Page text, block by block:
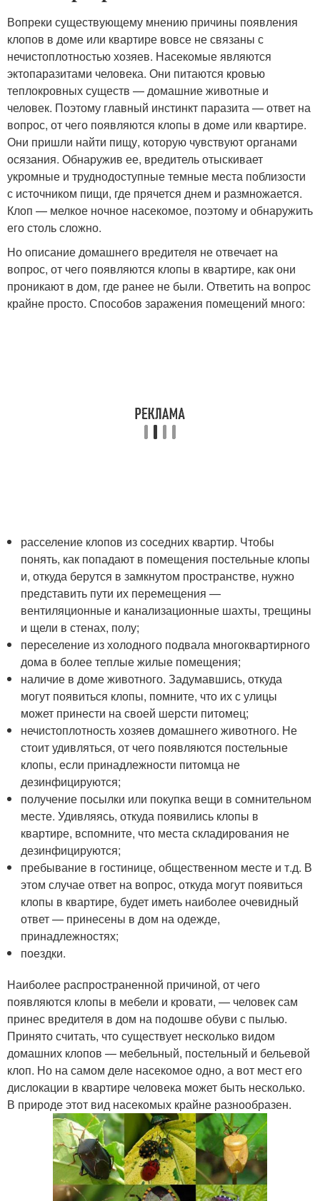
Вопреки существующему мнению причины появления
клопов в доме или квартире вовсе не связаны с
нечистоплотностью хозяев. Насекомые являются
эктопаразитами человека. Они питаются кровью
теплокровных существ — домашние животные и
человек. Поэтому главный инстинкт паразита — ответ на
вопрос, от чего появляются клопы в доме или квартире.
Они пришли найти пищу, которую чувствуют органами
осязания. Обнаружив ее, вредитель отыскивает
укромные и труднодоступные темные места поблизости
с источником пищи, где прячется днем и размножается.
Клоп — мелкое ночное насекомое, поэтому и обнаружить
его столь сложно.
Но описание домашнего вредителя не отвечает на
вопрос, от чего появляются клопы в квартире, как они
проникают в дом, где ранее не были. Ответить на вопрос
крайне просто. Способов заражения помещений много:
расселение клопов из соседних квартир. Чтобы
понять, как попадают в помещения постельные клопы
и, откуда берутся в замкнутом пространстве, нужно
представить пути их перемещения —
вентиляционные и канализационные шахты, трещины
и щели в стенах, полу;
переселение из холодного подвала многоквартирного
дома в более теплые жилые помещения;
наличие в доме животного. Задумавшись, откуда
могут появиться клопы, помните, что их с улицы
может принести на своей шерсти питомец;
нечистоплотность хозяев домашнего животного. Не
стоит удивляться, от чего появляются постельные
клопы, если принадлежности питомца не
дезинфицируются;
получение посылки или покупка вещи в сомнительном
месте. Удивляясь, откуда появились клопы в
квартире, вспомните, что места складирования не
дезинфицируются;
пребывание в гостинице, общественном месте и т.д. В
этом случае ответ на вопрос, откуда могут появиться
клопы в квартире, будет иметь наиболее очевидный
ответ — принесены в дом на одежде,
принадлежностях;
поездки.
Наиболее распространенной причиной, от чего
появляются клопы в мебели и кровати, — человек сам
принес вредителя в дом на подошве обуви с пылью.
Принято считать, что существует несколько видом
домашних клопов — мебельный, постельный и бельевой
клоп. Но на самом деле насекомое одно, а вот мест его
дислокации в квартире человека может быть несколько.
В природе этот вид насекомых крайне разнообразен.